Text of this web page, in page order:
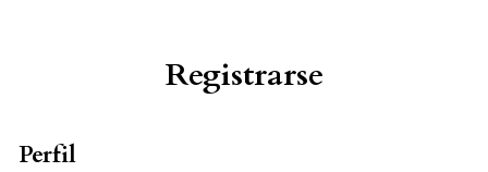
Registrarse
Perfil